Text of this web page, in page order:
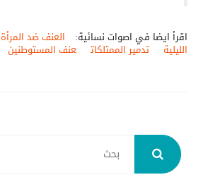
اقرأ ايضا في اصوات نسائية: العنف ضد المرأة
الليلية تدمير الممتلكات عنف المستوطنين